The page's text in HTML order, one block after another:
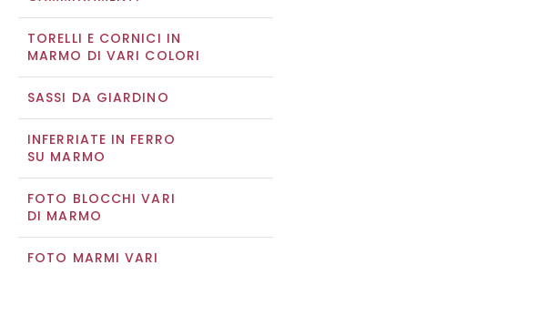
TORELLI E CORNICI IN
MARMO DI VARI COLORI
SASSI DA GIARDINO
INFERRIATE IN FERRO
SU MARMO
FOTO BLOCCHI VARI
DI MARMO
FOTO MARMI VARI